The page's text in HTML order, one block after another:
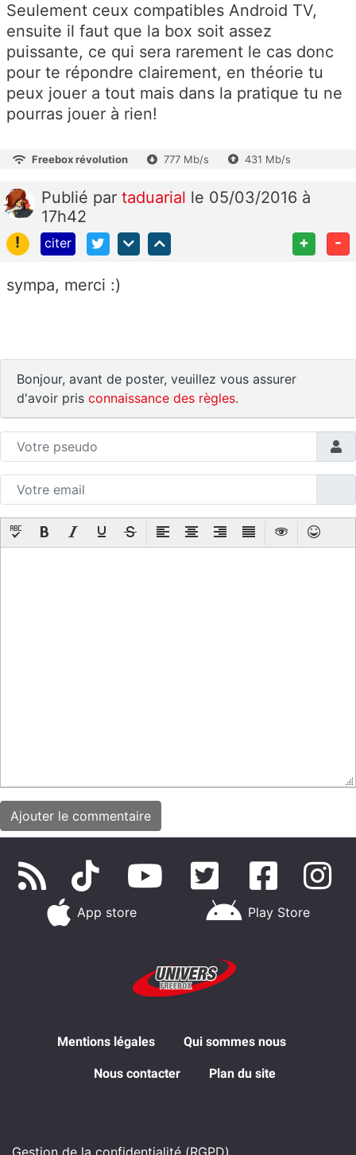
Seulement ceux compatibles Android TV,
ensuite il faut que la box soit assez
puissante, ce qui sera rarement le cas donc
pour te répondre clairement, en théorie tu
peux jouer a tout mais dans la pratique tu ne
pourras jouer à rien!
Freebox révolution 777 Mb/s 431 Mb/s
Publié par taduarial le 05/03/2016 à
17h42
!
citer + -
sympa, merci :)
Bonjour, avant de poster, veuillez vous assurer
d'avoir pris connaissance des règles.
App store Play Store
Mentions légales Qui sommes nous
Nous contacter Plan du site
Gestion de la confidentialité (RGPD)